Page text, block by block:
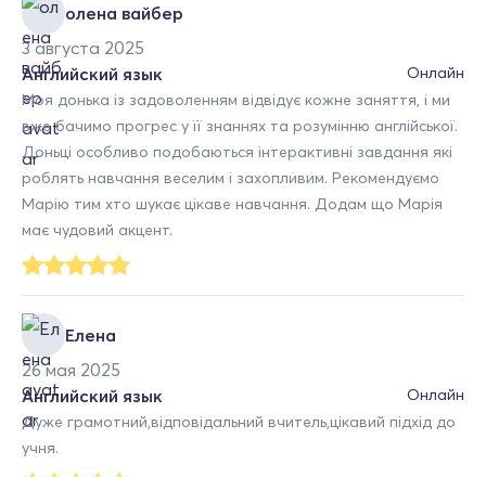
олена вайбер
3 августа 2025
Онлайн
Английский язык
Моя донька із задоволенням відвідує кожне заняття, і ми
вже бачимо прогрес у її знаннях та розумінню англійської.
Доньці особливо подобаються інтерактивні завдання які
роблять навчання веселим і захопливим. Рекомендуємо
Марію тим хто шукає цікаве навчання. Додам що Марія
має чудовий акцент.
Елена
26 мая 2025
Онлайн
Английский язык
Дуже грамотний,відповідальний вчитель,цікавий підхід до
учня.